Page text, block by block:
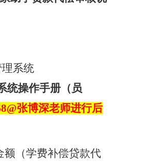
系统
统操作手册（员
张博深老师进行后
额（学费补偿贷款代